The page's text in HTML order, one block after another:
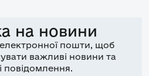
на новини
пошти, щоб
важливі новини та
повідомлення.